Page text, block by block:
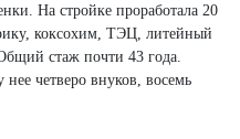
На стройке проработала 20
коксохим, ТЭЦ, литейный
стаж почти 43 года.
четверо внуков, восемь